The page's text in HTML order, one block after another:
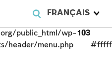
FRANÇAIS
public_html/wp-
header/menu.php
103